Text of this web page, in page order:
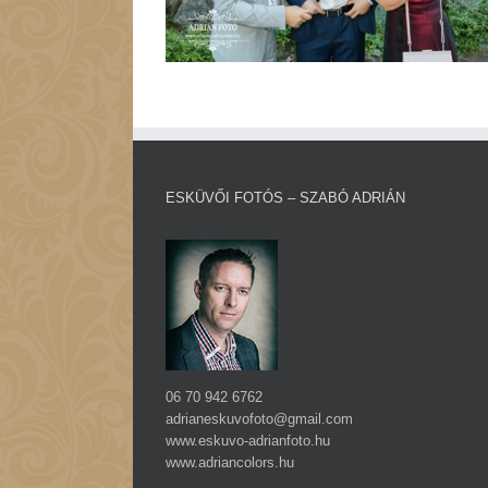
ESKÜVŐI FOTÓS – SZABÓ ADRIÁN
06 70 942 6762
adrianeskuvofoto@gmail.com
www.eskuvo-adrianfoto.hu
www.adriancolors.hu